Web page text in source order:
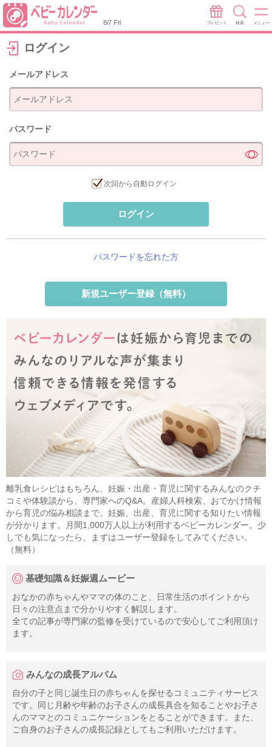
8/7 Fri プレゼント 検索 メニュー
ログイン
メールアドレス
パスワード
次回から自動ログイン
ログイン
パスワードを忘れた方
新規ユーザー登録（無料）
離乳食レシピはもちろん、妊娠・出産・育児に関するみんなのクチ
コミや体験談から、専門家へのQ&A。産婦人科検索、おでかけ情報
から育児の悩み相談まで。妊娠、出産、育児に関する知りたい情報
が分かります。月間1,000万人以上が利用するベビーカレンダー。少
しでも気になったら、まずはユーザー登録をしてみてください。
（無料）
基礎知識＆妊娠週ムービー
おなかの赤ちゃんやママの体のこと、日常生活のポイントから
日々の注意点まで分かりやすく解説します。
全ての記事が専門家の監修を受けているので安心してご利用頂け
ます。
みんなの成長アルバム
自分の子と同じ誕生日の赤ちゃんを探せるコミュニティサービス
です。同じ月齢や年齢のお子さんの成長具合を知ることやお子さ
んのママとのコミュニケーションをとることができます。また、
ご自身のお子さんの成長記録としてもご利用いただけます。